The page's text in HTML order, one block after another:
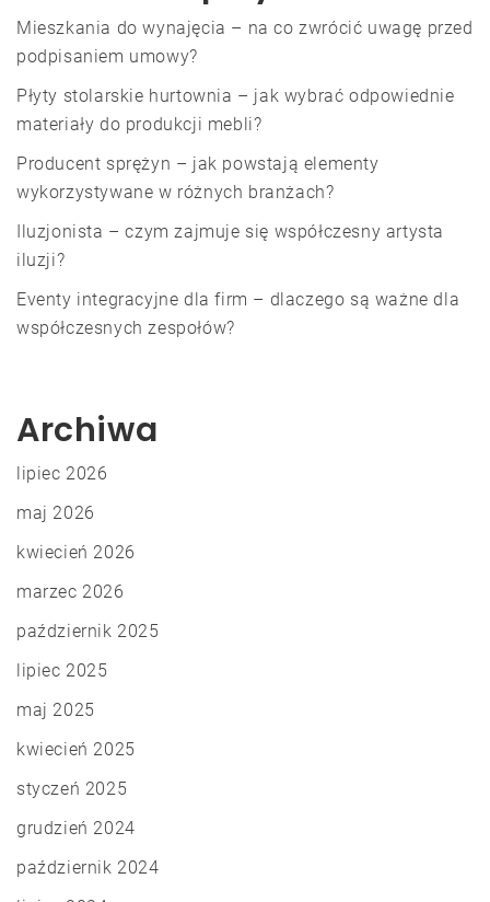
Mieszkania do wynajęcia – na co zwrócić uwagę przed
podpisaniem umowy?
Płyty stolarskie hurtownia – jak wybrać odpowiednie
materiały do produkcji mebli?
Producent sprężyn – jak powstają elementy
wykorzystywane w różnych branżach?
Iluzjonista – czym zajmuje się współczesny artysta
iluzji?
Eventy integracyjne dla firm – dlaczego są ważne dla
współczesnych zespołów?
Archiwa
lipiec 2026
maj 2026
kwiecień 2026
marzec 2026
październik 2025
lipiec 2025
maj 2025
kwiecień 2025
styczeń 2025
grudzień 2024
październik 2024